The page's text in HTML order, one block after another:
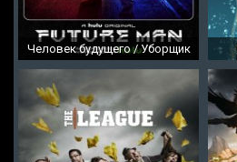
Человек будущего / Уборщик